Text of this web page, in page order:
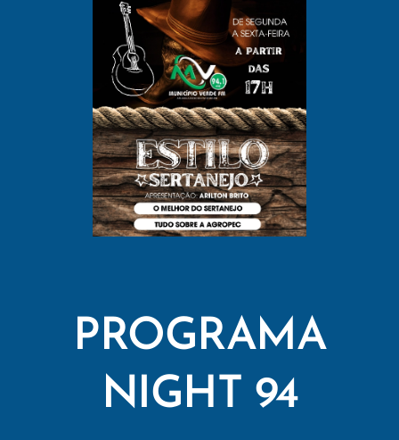
PROGRAMA
NIGHT 94